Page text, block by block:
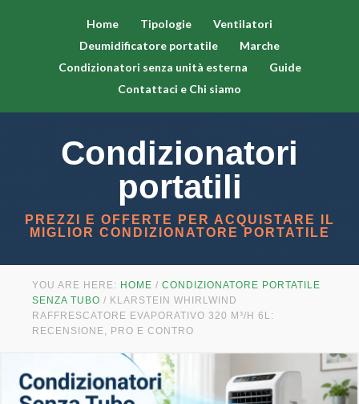
Home Tipologie
Ventilatori
Deumidificatore portatile
Marche
Condizionatori senza unità esterna
Guide
Contattaci e Chi siamo
Condizionatori
portatili
PREZZI E OFFERTE PER ACQUISTARE IL
MIGLIOR CONDIZIONATORE PORTATILE
YOU ARE HERE: HOME / CONDIZIONATORE PORTATILE
SENZA TUBO / KLARSTEIN WHIRLWIND
RAFFRESCATORE EVAPORATIVO 320 M³/H 6L:
RECENSIONE, PRO E CONTRO